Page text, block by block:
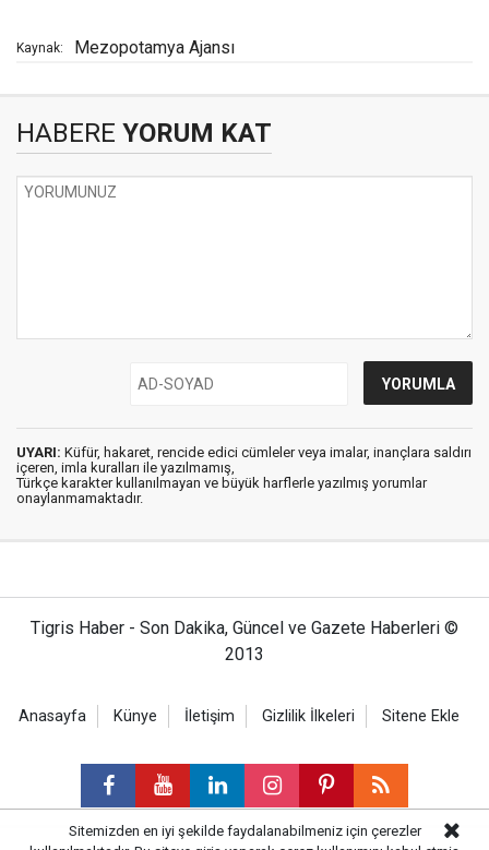
Kaynak: Mezopotamya Ajansı
HABERE YORUM KAT
UYARI: Küfür, hakaret, rencide edici cümleler veya imalar, inançlara saldırı
içeren, imla kuralları ile yazılmamış,
Türkçe karakter kullanılmayan ve büyük harflerle yazılmış yorumlar
onaylanmamaktadır.
Tigris Haber - Son Dakika, Güncel ve Gazete Haberleri ©
2013
Anasayfa Künye İletişim Gizlilik İlkeleri Sitene Ekle
Sitemizden en iyi şekilde faydalanabilmeniz için çerezler